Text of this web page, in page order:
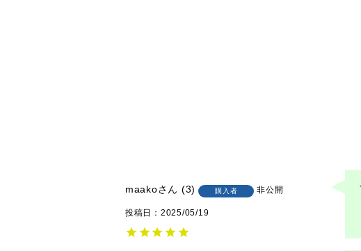
maako 3 購入者 非公開
投稿日 2025/05/19